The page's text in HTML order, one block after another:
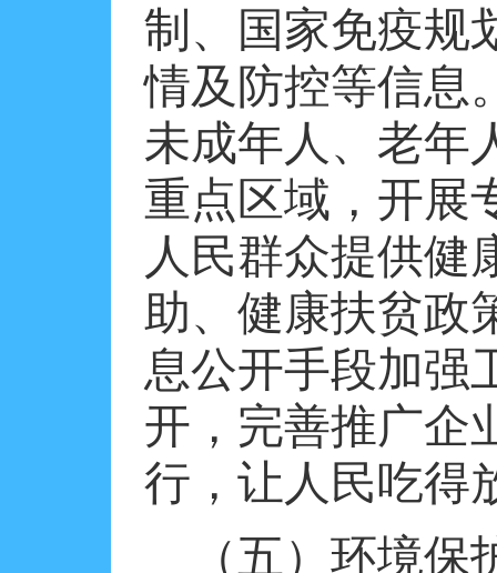
制、国家免疫规
情及防控等信息
未成年人、老年
重点区域，开展
人民群众提供健
助、健康扶贫政
息公开手段加强
开，完善推广企
行，让人民吃得
（五）环境